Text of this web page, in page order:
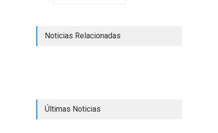
Noticias Relacionadas
Últimas Noticias